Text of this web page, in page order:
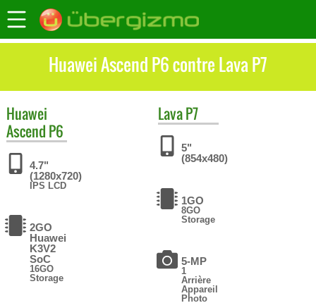
Huawei Ascend P6 contre Lava P7
Huawei
Ascend P6
4.7"
(1280x720)
IPS LCD
2GO
Huawei
K3V2
SoC
16GO
Storage
LavaP7
5"
(854x480)
1GO
8GO
Storage
5-MP
1
Arrière
Appareil
Photo